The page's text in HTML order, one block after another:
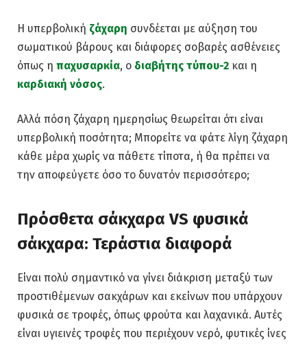
Η υπερβολική ζάχαρη συνδέεται με αύξηση του
σωματικού βάρους και διάφορες σοβαρές ασθένειες
όπως η παχυσαρκία, ο διαβήτης τύπου-2 και η
καρδιακή νόσος.
Αλλά πόση ζάχαρη ημερησίως θεωρείται ότι είναι
υπερβολική ποσότητα; Μπορείτε να φάτε λίγη ζάχαρη
κάθε μέρα χωρίς να πάθετε τίποτα, ή θα πρέπει να
την αποφεύγετε όσο το δυνατόν περισσότερο;
Πρόσθετα σάκχαρα VS φυσικά
σάκχαρα: Τεράστια διαφορά
Είναι πολύ σημαντικό να γίνει διάκριση μεταξύ των
προστιθέμενων σακχάρων και εκείνων που υπάρχουν
φυσικά σε τροφές, όπως φρούτα και λαχανικά. Αυτές
είναι υγιεινές τροφές που περιέχουν νερό, φυτικές ίνες